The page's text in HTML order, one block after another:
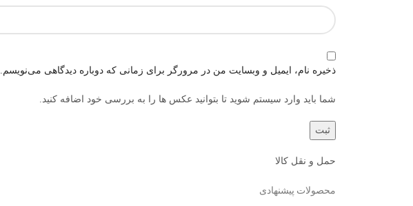
ذخیره نام، ایمیل و وبسایت من در مرورگر برای زمانی که دوباره دیدگاهی می‌نویسم.
شما باید وارد سیستم شوید تا بتوانید عکس ها را به بررسی خود اضافه کنید.
حمل و نقل کالا
محصولات پیشنهادی